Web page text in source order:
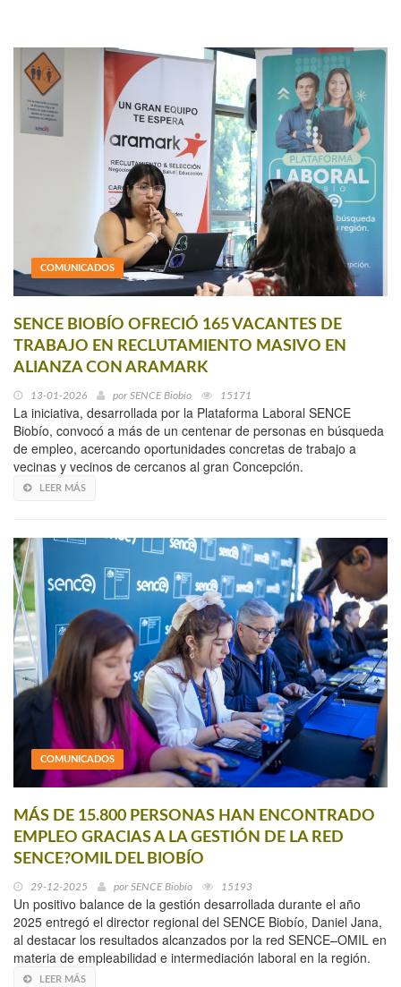
COMUNICADOS
SENCE BIOBÍO OFRECIÓ 165 VACANTES DE
TRABAJO EN RECLUTAMIENTO MASIVO EN
ALIANZA CON ARAMARK
13-01-2026 por SENCE Biobío 15171
La iniciativa, desarrollada por la Plataforma Laboral SENCE
Biobío, convocó a más de un centenar de personas en búsqueda
de empleo, acercando oportunidades concretas de trabajo a
vecinas y vecinos de cercanos al gran Concepción.
LEER MÁS
COMUNICADOS
MÁS DE 15.800 PERSONAS HAN ENCONTRADO
EMPLEO GRACIAS A LA GESTIÓN DE LA RED
SENCE?OMIL DEL BIOBÍO
29-12-2025 por SENCE Biobío 15193
Un positivo balance de la gestión desarrollada durante el año
2025 entregó el director regional del SENCE Biobío, Daniel Jana,
al destacar los resultados alcanzados por la red SENCE–OMIL en
materia de empleabilidad e intermediación laboral en la región.
LEER MÁS